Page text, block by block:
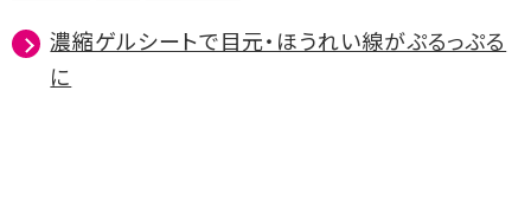
濃縮ゲルシートで目元・ほうれい線がぷるっぷる
に